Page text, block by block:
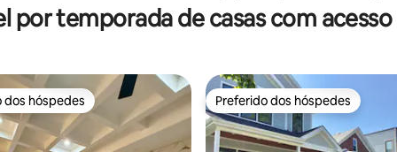
por temporada de casas com acesso
dos hóspedes
dos hóspedes Preferido dos hóspedes
Preferido dos hóspedes